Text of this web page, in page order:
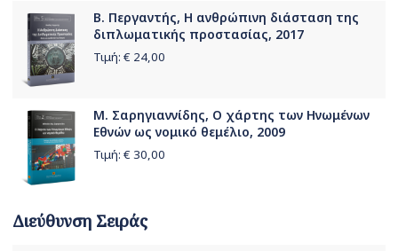
Β. Περγαντής, Η ανθρώπινη διάσταση της
διπλωματικής προστασίας, 2017
Τιμή: € 24,00
Μ. Σαρηγιαννίδης, Ο χάρτης των Ηνωμένων
Εθνών ως νομικό θεμέλιο, 2009
Τιμή: € 30,00
Διεύθυνση Σειράς